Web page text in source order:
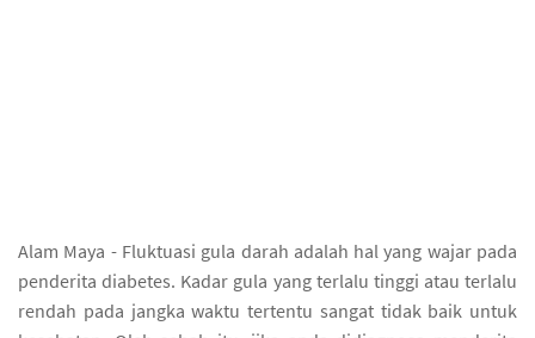
Alam Maya - Fluktuasi gula darah adalah hal yang wajar pada
penderita diabetes. Kadar gula yang terlalu tinggi atau terlalu
rendah pada jangka waktu tertentu sangat tidak baik untuk